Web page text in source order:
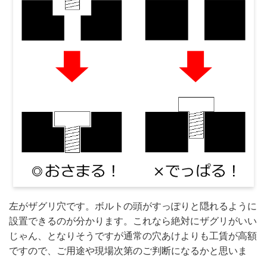
左がザグリ穴です。ボルトの頭がすっぽりと隠れるように
設置できるのが分かります。これなら絶対にザグリがいい
じゃん、となりそうですが通常の穴あけよりも工賃が高額
ですので、ご用途や現場次第のご判断になるかと思いま